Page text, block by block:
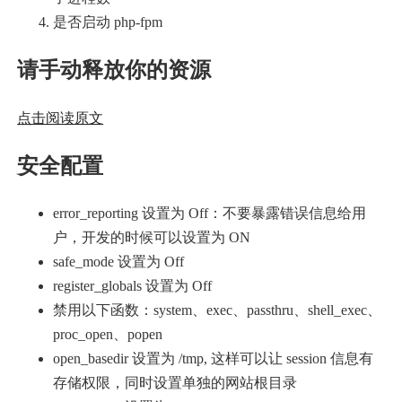
是否启动 php-fpm
请手动释放你的资源
点击阅读原文
安全配置
error_reporting 设置为 Off：不要暴露错误信息给用
户，开发的时候可以设置为 ON
safe_mode 设置为 Off
register_globals 设置为 Off
禁用以下函数：system、exec、passthru、shell_exec、
proc_open、popen
open_basedir 设置为 /tmp, 这样可以让 session 信息有
存储权限，同时设置单独的网站根目录